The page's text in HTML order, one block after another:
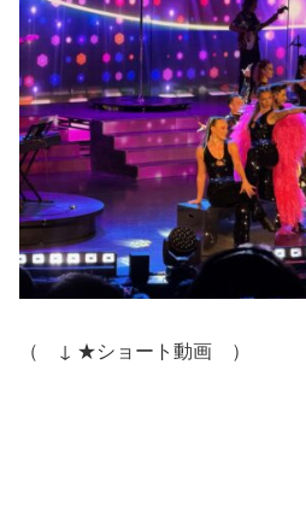
（ ↓ ★ショート動画 ）